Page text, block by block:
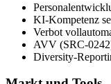
KI-Kompetenz
Verbot
AVV (SRC-
Diversity-